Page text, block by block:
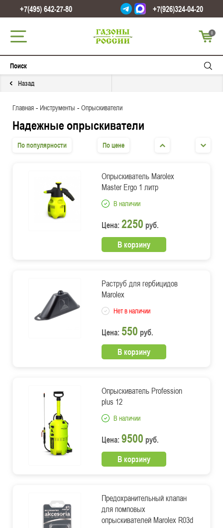
+7(495) 642-27-80 +7(926)324-04-20
0
Назад
Главная - Инструменты - Опрыскиватели
Надежные опрыскиватели
По популярности По цене
Опрыскиватель Marolex
Master Ergo 1 литр
В наличии
Цена: 2250 руб.
В корзину
Раструб для гербицидов
Marolex
Нет в наличии
Цена: 550 руб.
В корзину
Опрыскиватель Profession
plus 12
В наличии
Цена: 9500 руб.
В корзину
Предохранительный клапан
для помповых
опрыскивателей Marolex R03d